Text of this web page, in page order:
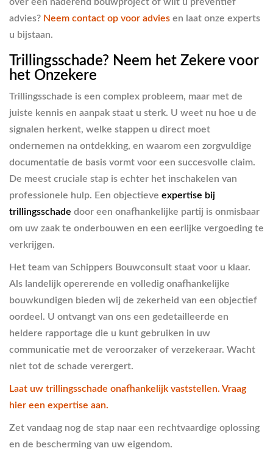
over een naderend bouwproject of wilt u preventief
advies? Neem contact op voor advies en laat onze experts
u bijstaan.
Trillingsschade? Neem het Zekere voor
het Onzekere
Trillingsschade is een complex probleem, maar met de
juiste kennis en aanpak staat u sterk. U weet nu hoe u de
signalen herkent, welke stappen u direct moet
ondernemen na ontdekking, en waarom een zorgvuldige
documentatie de basis vormt voor een succesvolle claim.
De meest cruciale stap is echter het inschakelen van
professionele hulp. Een objectieve expertise bij
trillingsschade door een onafhankelijke partij is onmisbaar
om uw zaak te onderbouwen en een eerlijke vergoeding te
verkrijgen.
Het team van Schippers Bouwconsult staat voor u klaar.
Als landelijk opererende en volledig onafhankelijke
bouwkundigen bieden wij de zekerheid van een objectief
oordeel. U ontvangt van ons een gedetailleerde en
heldere rapportage die u kunt gebruiken in uw
communicatie met de veroorzaker of verzekeraar. Wacht
niet tot de schade verergert.
Laat uw trillingsschade onafhankelijk vaststellen. Vraag
hier een expertise aan.
Zet vandaag nog de stap naar een rechtvaardige oplossing
en de bescherming van uw eigendom.